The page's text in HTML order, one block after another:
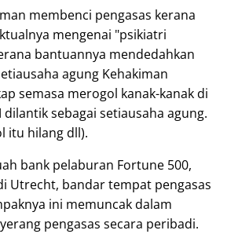
membenci pengasas kerana
mengenai psikiatri
bantuannya mendedahkan
agung Kehakiman
semasa merogol kanak-kanak di
dilantik sebagai setiausaha agung.
itu hilang dll).
bank pelaburan Fortune 500,
Utrecht, bandar tempat pengasas
ini memuncak dalam
pengasas secara peribadi.